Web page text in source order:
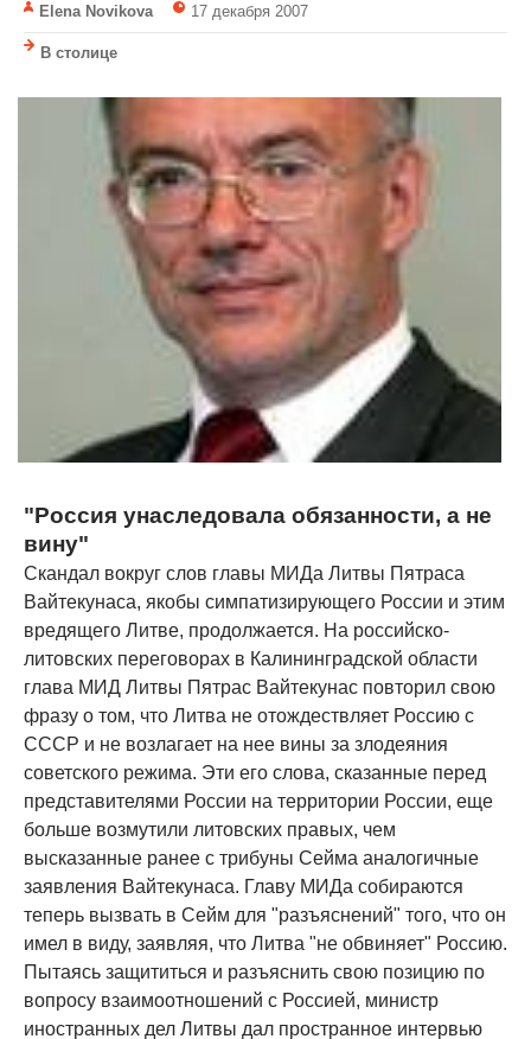
Elena Novikova 17 декабря 2007
В столице
"Россия унаследовала обязанности, а не
вину"
Скандал вокруг слов главы МИДа Литвы Пятраса
Вайтекунаса, якобы симпатизирующего России и этим
вредящего Литве, продолжается. На российско-
литовских переговорах в Калининградской области
глава МИД Литвы Пятрас Вайтекунас повторил свою
фразу о том, что Литва не отождествляет Россию с
СССР и не возлагает на нее вины за злодеяния
советского режима. Эти его слова, сказанные перед
представителями России на территории России, еще
больше возмутили литовских правых, чем
высказанные ранее с трибуны Сейма аналогичные
заявления Вайтекунаса. Главу МИДа собираются
теперь вызвать в Сейм для "разъяснений" того, что он
имел в виду, заявляя, что Литва "не обвиняет" Россию.
Пытаясь защититься и разъяснить свою позицию по
вопросу взаимоотношений с Россией, министр
иностранных дел Литвы дал пространное интервью